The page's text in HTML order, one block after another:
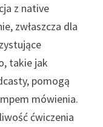
z native
zwłaszcza dla
takie jak
pomogą
mówienia.
ćwiczenia